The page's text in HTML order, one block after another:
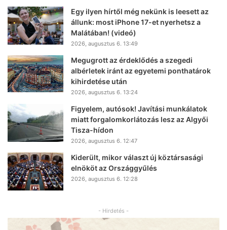
Egy ilyen hírtől még nekünk is leesett az
állunk: most iPhone 17-et nyerhetsz a
Malátában! (videó)
2026, augusztus 6. 13:49
Megugrott az érdeklődés a szegedi
albérletek iránt az egyetemi ponthatárok
kihirdetése után
2026, augusztus 6. 13:24
Figyelem, autósok! Javítási munkálatok
miatt forgalomkorlátozás lesz az Algyői
Tisza-hídon
2026, augusztus 6. 12:47
Kiderült, mikor választ új köztársasági
elnököt az Országgyűlés
2026, augusztus 6. 12:28
- Hirdetés -